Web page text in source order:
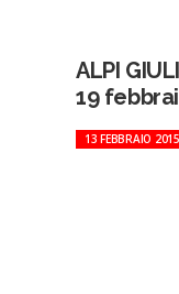
ALPI
19
13 FEBBRAIO 2015